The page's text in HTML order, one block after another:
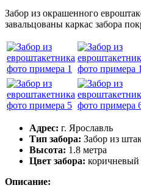
Забор из окрашенного
завальцованы каркас забора
Адрес: г. Ярославль
Тип забора: Забор из
Высота: 1.8 метра
Цвет забора: коричневый
Описание: